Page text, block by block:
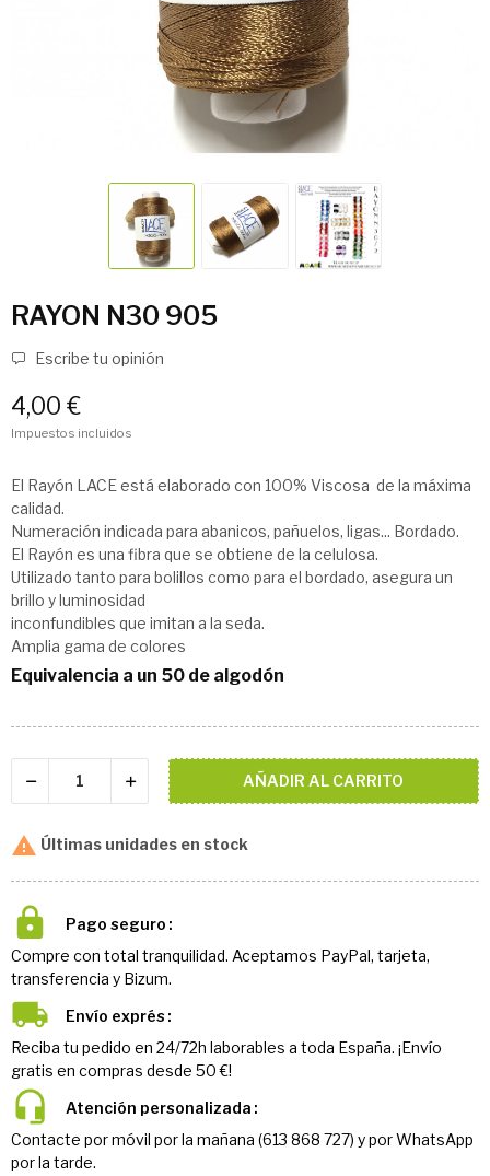
RAYON N30 905
Escribe tu opinión
4,00 €
Impuestos incluidos
El Rayón LACE está elaborado con 100% Viscosa de la máxima
calidad.
Numeración indicada para abanicos, pañuelos, ligas... Bordado.
El Rayón es una fibra que se obtiene de la celulosa.
Utilizado tanto para bolillos como para el bordado, asegura un
brillo y luminosidad
inconfundibles que imitan a la seda.
Amplia gama de colores
Equivalencia a un 50 de algodón
AÑADIR AL CARRITO
 Últimas unidades en stock
Pago seguro
Compre con total tranquilidad. Aceptamos PayPal, tarjeta,
transferencia y Bizum.
Envío exprés
Reciba tu pedido en 24/72h laborables a toda España. ¡Envío
gratis en compras desde 50 €!
Atención personalizada
Contacte por móvil por la mañana (613 868 727) y por WhatsApp
por la tarde.